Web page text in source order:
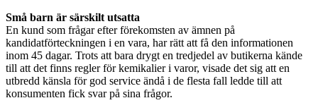
Små barn är särskilt utsatta
En kund som frågar efter förekomsten av ämnen på
kandidatförteckningen i en vara, har rätt att få den informationen
inom 45 dagar. Trots att bara drygt en tredjedel av butikerna kände
till att det finns regler för kemikalier i varor, visade det sig att en
utbredd känsla för god service ändå i de flesta fall ledde till att
konsumenten fick svar på sina frågor.